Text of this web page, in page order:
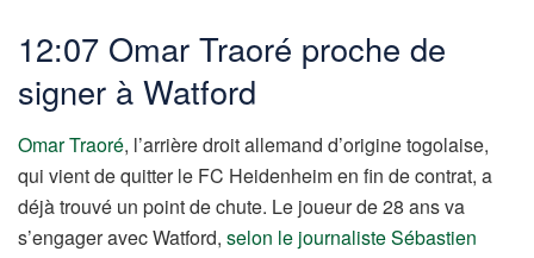
12:07 Omar Traoré proche de
signer à Watford
Omar Traoré, l’arrière droit allemand d’origine togolaise,
qui vient de quitter le FC Heidenheim en fin de contrat, a
déjà trouvé un point de chute. Le joueur de 28 ans va
s’engager avec Watford, selon le journaliste Sébastien